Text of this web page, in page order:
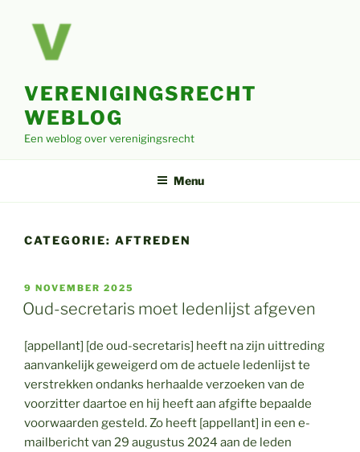
VERENIGINGSRECHT
WEBLOG
Een weblog over verenigingsrecht
Menu
CATEGORIE: AFTREDEN
GEPLAATST
OP
9 NOVEMBER 2025
Oud-secretaris moet ledenlijst afgeven
[appellant] [de oud-secretaris] heeft na zijn uittreding
aanvankelijk geweigerd om de actuele ledenlijst te
verstrekken ondanks herhaalde verzoeken van de
voorzitter daartoe en hij heeft aan afgifte bepaalde
voorwaarden gesteld. Zo heeft [appellant] in een e-
mailbericht van 29 augustus 2024 aan de leden